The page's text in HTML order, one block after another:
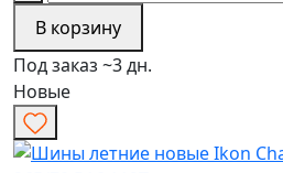
В корзину
Под заказ ~3 дн.
Новые